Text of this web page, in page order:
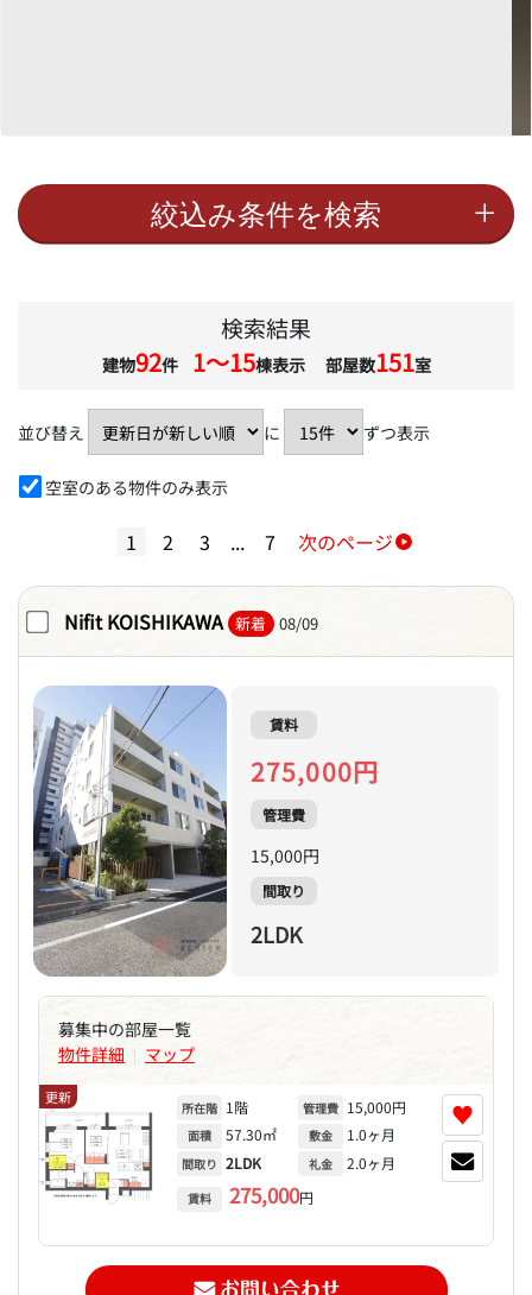
検索結果
建物92件 1〜15棟表示 部屋数151室
並び替え に ずつ表示
空室のある物件のみ表示
1 2 3 ... 7 次のページ
Nifit KOISHIKAWA 新着 08/09
賃料
275,000円
管理費
15,000円
間取り
2LDK
募集中の部屋一覧
物件詳細 | マップ
更新
所在階 1階
面積 57.30㎡
間取り 2LDK
賃料 275,000円
管理費 15,000円
敷金 1.0ヶ月
礼金 2.0ヶ月
♥